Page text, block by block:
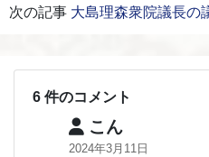
次の記事 大島理森衆院議長の
6 件のコメント
こん
2024年3月11日